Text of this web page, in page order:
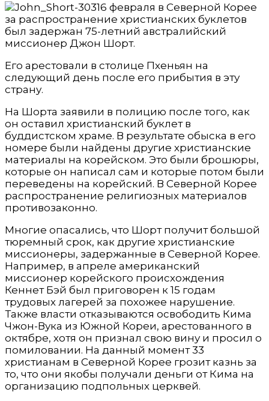
16 февраля в Северной Корее
за распространение христианских буклетов
был задержан 75-летний австралийский
миссионер Джон Шорт.
Его арестовали в столице Пхеньян на
следующий день после его прибытия в эту
страну.
На Шорта заявили в полицию после того, как
он оставил христианский буклет в
буддистском храме. В результате обыска в его
номере были найдены другие христианские
материалы на корейском. Это были брошюры,
которые он написал сам и которые потом были
переведены на корейский. В Северной Корее
распространение религиозных материалов
противозаконно.
Многие опасались, что Шорт получит большой
тюремный срок, как другие христианские
миссионеры, задержанные в Северной Корее.
Например, в апреле американский
миссионер корейского происхождения
Кеннет Бэй был приговорен к 15 годам
трудовых лагерей за похожее нарушение.
Также власти отказываются освободить Кима
Чжон-Вука из Южной Кореи, арестованного в
октябре, хотя он признал свою вину и просил о
помиловании. На данный момент 33
христианам в Северной Корее грозит казнь за
то, что они якобы получали деньги от Кима на
организацию подпольных церквей.